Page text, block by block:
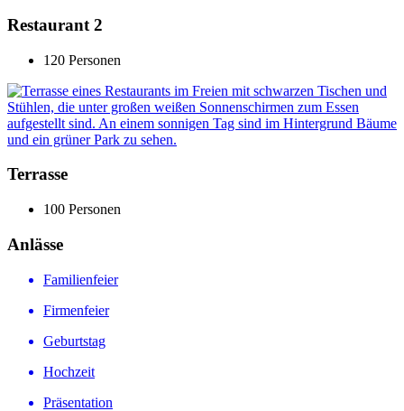
Restaurant 2
120 Personen
Terrasse
100 Personen
Anlässe
Familienfeier
Firmenfeier
Geburtstag
Hochzeit
Präsentation